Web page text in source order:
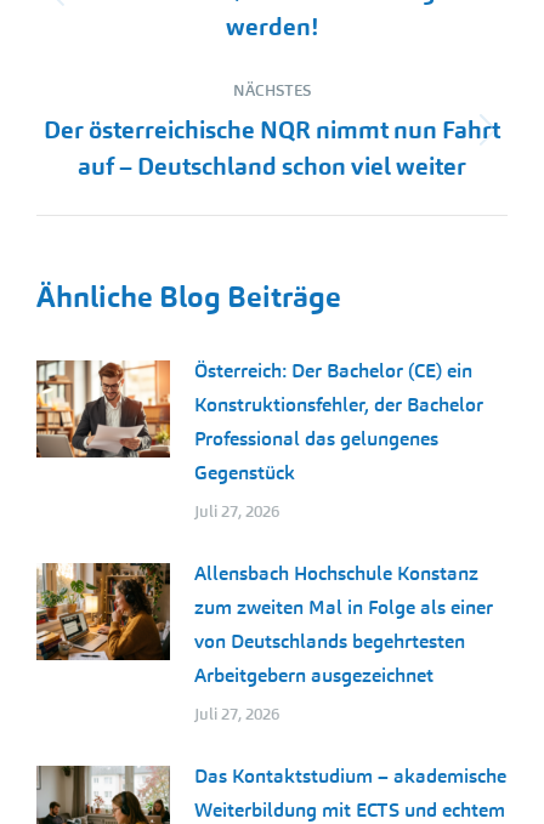
Beitrag:
werden!
NÄCHSTES
Nächster
Beitrag:
Der österreichische NQR nimmt nun Fahrt
auf – Deutschland schon viel weiter
Ähnliche Blog Beiträge
Österreich: Der Bachelor (CE) ein
Konstruktionsfehler, der Bachelor
Professional das gelungenes
Gegenstück
Juli 27, 2026
Allensbach Hochschule Konstanz
zum zweiten Mal in Folge als einer
von Deutschlands begehrtesten
Arbeitgebern ausgezeichnet
Juli 27, 2026
Das Kontaktstudium – akademische
Weiterbildung mit ECTS und echtem